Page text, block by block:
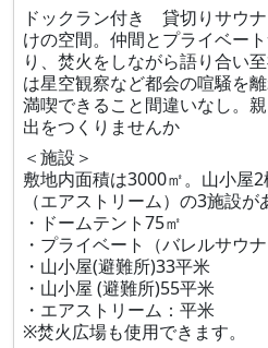
ドックラン付き 貸切りサウ
けの空間。仲間とプライベー
り、焚火をしながら語り合い
は星空観察など都会の喧騒を
満喫できること間違いなし。
出をつくりませんか
＜施設＞
敷地内面積は3000㎡。山小屋
（エアストリーム）の3施設が
・ドームテント75㎡
・プライベート（バレルサウナ
・山小屋(避難所)33平米
・山小屋 (避難所)55平米
・エアストリーム：平米
※焚火広場も使用できます。